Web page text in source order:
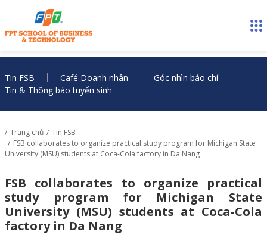
Tin FSB Café Doanh nhân
Góc nhìn báo chí
Tin & Thông báo tuyển sinh
Trang chủ
Tin FSB
FSB collaborates to organize practical study program for Michigan State
University (MSU) students at Coca-Cola factory in Da Nang
FSB collaborates to organize practical
study program for Michigan State
University (MSU) students at Coca-Cola
factory in Da Nang